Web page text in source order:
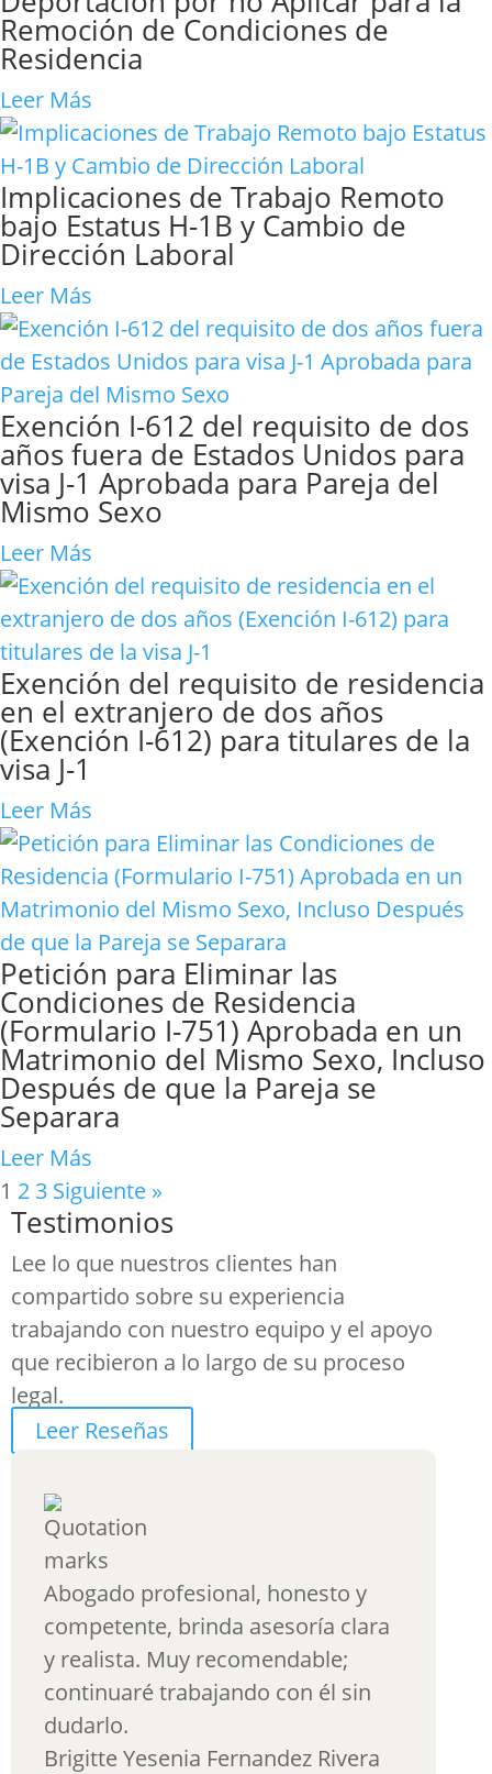
Remoción de Condiciones de
Residencia
Leer Más
Implicaciones de Trabajo Remoto
bajo Estatus H-1B y Cambio de
Dirección Laboral
Leer Más
Exención I-612 del requisito de dos
años fuera de Estados Unidos para
visa J-1 Aprobada para Pareja del
Mismo Sexo
Leer Más
Exención del requisito de residencia
en el extranjero de dos años
(Exención I-612) para titulares de la
visa J-1
Leer Más
Petición para Eliminar las
Condiciones de Residencia
(Formulario I-751) Aprobada en un
Matrimonio del Mismo Sexo, Incluso
Después de que la Pareja se
Separara
Leer Más
1 2 3 Siguiente »
Testimonios
Lee lo que nuestros clientes han
compartido sobre su experiencia
trabajando con nuestro equipo y el apoyo
que recibieron a lo largo de su proceso
legal.
Leer Reseñas
Abogado profesional, honesto y
competente, brinda asesoría clara
y realista. Muy recomendable;
continuaré trabajando con él sin
dudarlo.
Brigitte Yesenia Fernandez Rivera